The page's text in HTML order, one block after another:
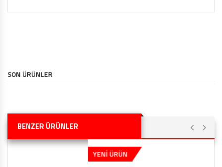
SON ÜRÜNLER
BENZER ÜRÜNLER